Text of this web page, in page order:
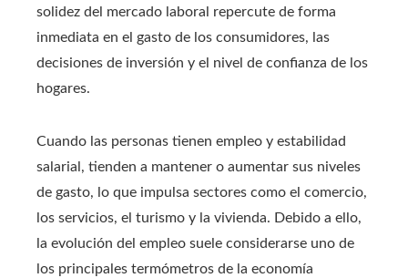
solidez del mercado laboral repercute de forma
inmediata en el gasto de los consumidores, las
decisiones de inversión y el nivel de confianza de los
hogares.
Cuando las personas tienen empleo y estabilidad
salarial, tienden a mantener o aumentar sus niveles
de gasto, lo que impulsa sectores como el comercio,
los servicios, el turismo y la vivienda. Debido a ello,
la evolución del empleo suele considerarse uno de
los principales termómetros de la economía